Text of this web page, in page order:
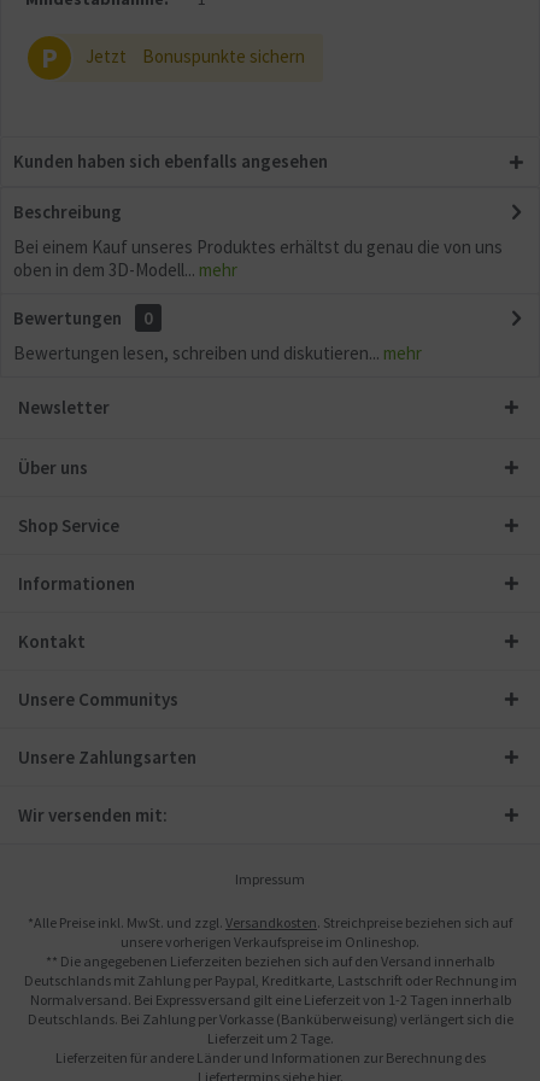
P Jetzt Bonuspunkte sichern
Kunden haben sich ebenfalls angesehen
Beschreibung
Bei einem Kauf unseres Produktes erhältst du genau die von uns
oben in dem 3D-Modell... mehr
Bewertungen
0
Bewertungen lesen, schreiben und diskutieren... mehr
Newsletter
Über uns
Shop Service
Informationen
Kontakt
Unsere Communitys
Unsere Zahlungsarten
Wir versenden mit:
Impressum
*Alle Preise inkl. MwSt. und zzgl. Versandkosten. Streichpreise beziehen sich auf
unsere vorherigen Verkaufspreise im Onlineshop.
** Die angegebenen Lieferzeiten beziehen sich auf den Versand innerhalb
Deutschlands mit Zahlung per Paypal, Kreditkarte, Lastschrift oder Rechnung im
Normalversand. Bei Expressversand gilt eine Lieferzeit von 1-2 Tagen innerhalb
Deutschlands. Bei Zahlung per Vorkasse (Banküberweisung) verlängert sich die
Lieferzeit um 2 Tage.
Lieferzeiten für andere Länder und Informationen zur Berechnung des
Liefertermins siehe hier.